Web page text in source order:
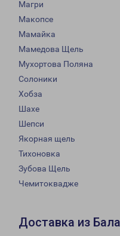
Магри
Макопсе
Мамайка
Мамедова Щель
Мухортова Поляна
Солоники
Хобза
Шахе
Шепси
Якорная щель
Тихоновка
Зубова Щель
Чемитоквадже
Доставка из